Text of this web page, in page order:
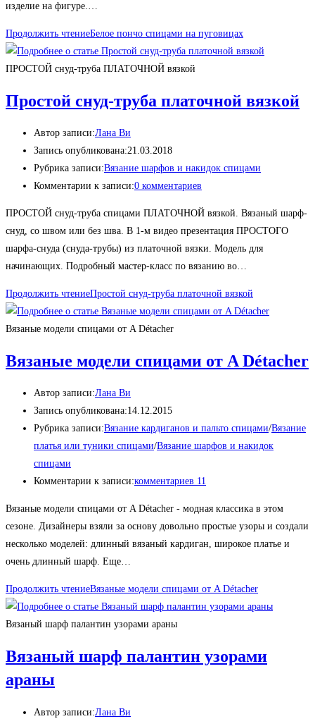
изделие на фигуре.…
Продолжить чтениеБелое пончо спицами на пуговицах
ПРОСТОЙ снуд-труба ПЛАТОЧНОЙ вязкой
Простой снуд-труба платочной вязкой
Автор записи:Лана Ви
Запись опубликована:21.03.2018
Рубрика записи:Вязание шарфов и накидок спицами
Комментарии к записи:0 комментариев
ПРОСТОЙ снуд-труба спицами ПЛАТОЧНОЙ вязкой. Вязаный шарф-
снуд, со швом или без шва. В 1-м видео презентация ПРОСТОГО
шарфа-снуда (снуда-трубы) из платочной вязки. Модель для
начинающих. Подробный мастер-класс по вязанию во…
Продолжить чтениеПростой снуд-труба платочной вязкой
Вязаные модели спицами от A Détacher
Вязаные модели спицами от A Détacher
Автор записи:Лана Ви
Запись опубликована:14.12.2015
Рубрика записи:Вязание кардиганов и пальто спицами/Вязание
платья или туники спицами/Вязание шарфов и накидок
спицами
Комментарии к записи:комментариев 11
Вязаные модели спицами от A Détacher - модная классика в этом
сезоне. Дизайнеры взяли за основу довольно простые узоры и создали
несколько моделей: длинный вязаный кардиган, широкое платье и
очень длинный шарф. Еще…
Продолжить чтениеВязаные модели спицами от A Détacher
Вязаный шарф палантин узорами араны
Вязаный шарф палантин узорами
араны
Автор записи:Лана Ви